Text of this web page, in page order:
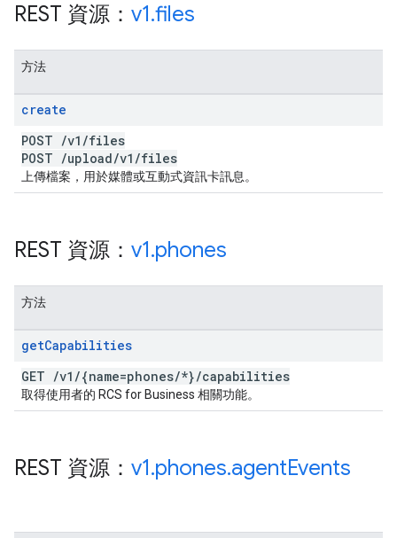
REST 資源： v1.files
方法
create
POST /v1 /files
POST /upload/v1 /files
上傳檔案，用於媒體或互動式資訊卡訊息。
REST 資源： v1.phones
方法
getCapabilities
GET /v1 /{name=phones/*}/capabilities
取得使用者的 RCS for Business 相關功能。
REST 資源： v1.phones.agentEvents